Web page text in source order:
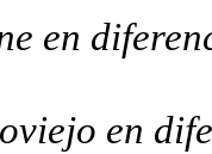
en
en